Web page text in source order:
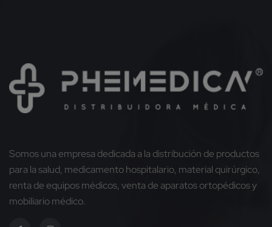
Somos una empresa dedicada a la distribución de productos
para la salud, medicamento hospitalario, material quirúrgico,
renta de equipos médicos, venta de aparatos ortopédicos y
mobiliario médico.